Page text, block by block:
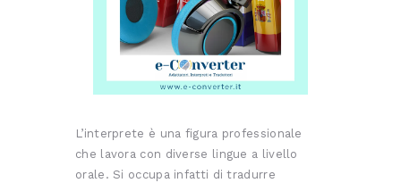
L’interprete è una figura professionale
che lavora con diverse lingue a livello
orale. Si occupa infatti di tradurre